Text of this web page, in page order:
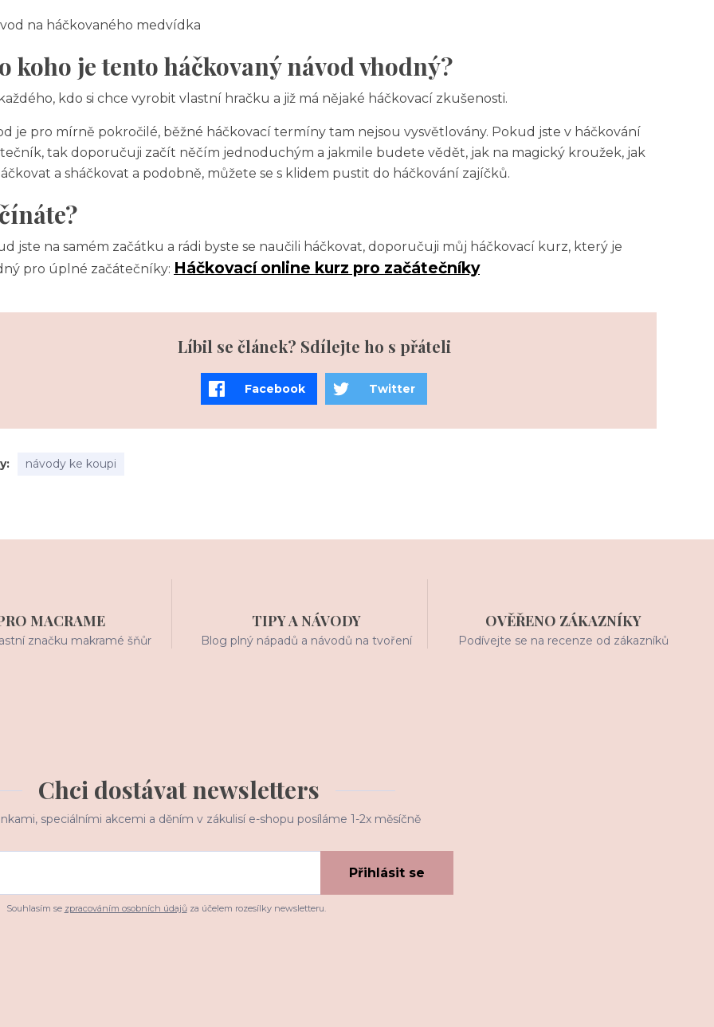
koho je tento háčkovaný návod vhodný?
kdo si chce vyrobit vlastní hračku a již má nějaké háčkovací zkušenosti.
je pro mírně pokročilé, běžné háčkovací termíny tam nejsou vysvětlovány. Pokud jste v háčkování
tak doporučuji začít něčím jednoduchým a jakmile budete vědět, jak na magický kroužek, jak
a sháčkovat a podobně, můžete se s klidem pustit do háčkování zajíčků.
jste na samém začátku a rádi byste se naučili háčkovat, doporučuji můj háčkovací kurz, který je
pro úplné začátečníky: Háčkovací online kurz pro začátečníky
Líbil se článek? Sdílejte ho s přáteli
Facebook Twitter
návody ke koupi
MACRAME
značku makramé šňůr
TIPY A NÁVODY
Blog plný nápadů a návodů na tvoření
OVĚŘENO ZÁKAZNÍKY
Podívejte se na recenze od zákazníků
Chci dostávat newsletters
speciálními akcemi a děním v zákulisí e-shopu posíláme 1-2x měsíčně
Přihlásit se
Souhlasím se zpracováním osobních údajůza účelem rozesílky newsletteru.